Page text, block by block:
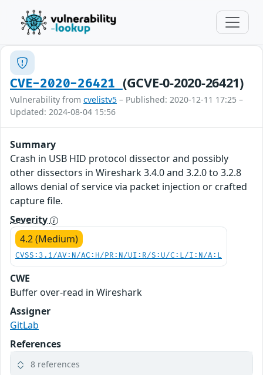
CVE-2020-26421 (GCVE-0-2020-26421)
Vulnerability from cvelistv5 – Published: 2020-12-11 17:25 –
Updated: 2024-08-04 15:56
Summary
Crash in USB HID protocol dissector and possibly
other dissectors in Wireshark 3.4.0 and 3.2.0 to 3.2.8
allows denial of service via packet injection or crafted
capture file.
Severity
4.2 (Medium)
CVSS:3.1/AV:N/AC:H/PR:N/UI:R/S:U/C:L/I:N/A:L
CWE
Buffer over-read in Wireshark
Assigner
GitLab
References
8 references